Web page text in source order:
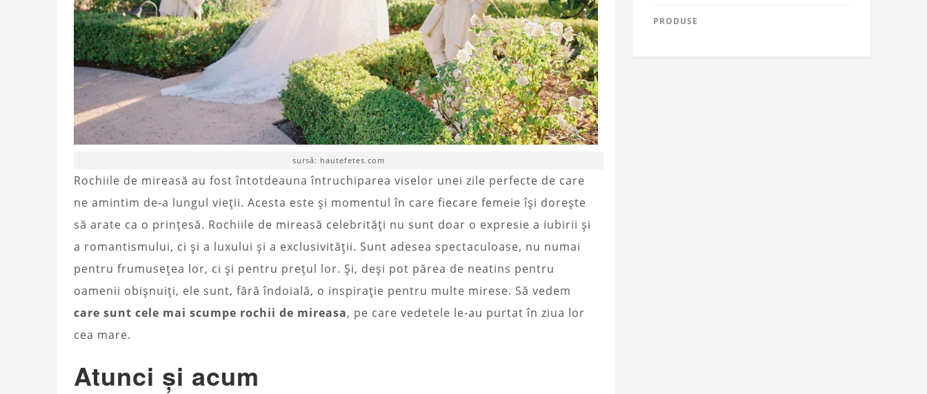
sursă: hautefetes.com
Rochiile de mireasă au fost întotdeauna întruchiparea viselor unei zile perfecte de care
ne amintim de-a lungul vieții. Acesta este și momentul în care fiecare femeie își dorește
să arate ca o prințesă. Rochiile de mireasă celebrități nu sunt doar o expresie a iubirii și
a romantismului, ci și a luxului și a exclusivității. Sunt adesea spectaculoase, nu numai
pentru frumusețea lor, ci și pentru prețul lor. Și, deși pot părea de neatins pentru
oamenii obișnuiți, ele sunt, fără îndoială, o inspirație pentru multe mirese. Să vedem
care sunt cele mai scumpe rochii de mireasa, pe care vedetele le-au purtat în ziua lor
cea mare.
Atunci și acum
PRODUSE